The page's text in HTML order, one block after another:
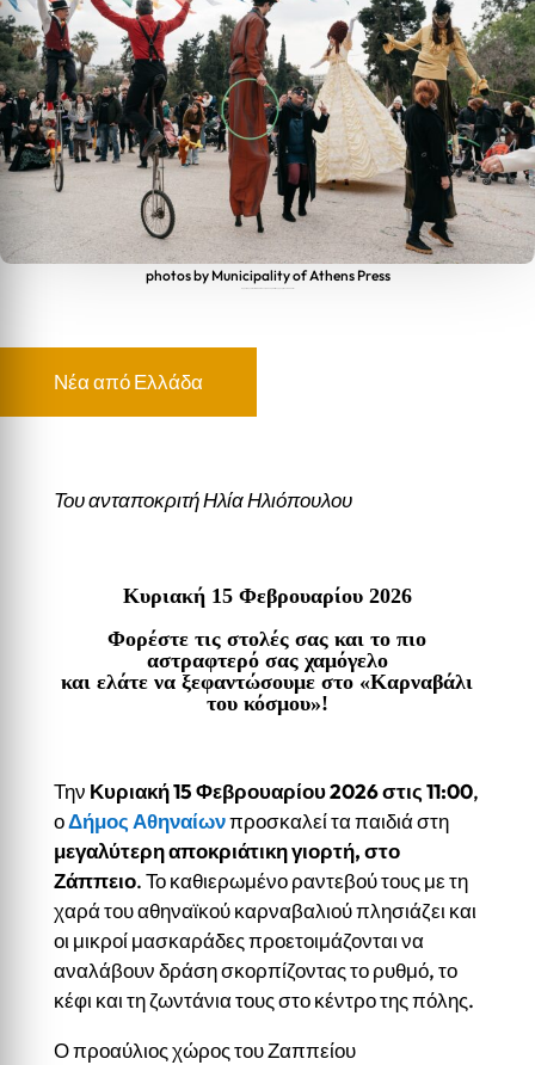
photos by Municipality of Athens Press
Νέα από Ελλάδα
Του ανταποκριτή Ηλία Ηλιόπουλου
Κυριακή 15 Φεβρουαρίου 2026
Φορέστε τις στολές σας και το πιο
αστραφτερό σας χαμόγελο
και ελάτε να ξεφαντώσουμε στο «Καρναβάλι
του κόσμου»!
Την Κυριακή 15 Φεβρουαρίου 2026 στις 11:00,
οΔήμος Αθηναίωνπροσκαλεί τα παιδιά στη
μεγαλύτερη αποκριάτικη γιορτή, στο
Ζάππειο. Το καθιερωμένο ραντεβού τους με τη
χαρά του αθηναϊκού καρναβαλιού πλησιάζει και
οι μικροί μασκαράδες προετοιμάζονται να
αναλάβουν δράση σκορπίζοντας το ρυθμό, το
κέφι και τη ζωντάνια τους στο κέντρο της πόλης.
Ο προαύλιος χώρος του Ζαππείου